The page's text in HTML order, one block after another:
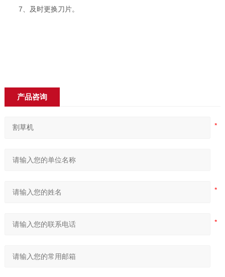
7、及时更换刀片。
产品咨询